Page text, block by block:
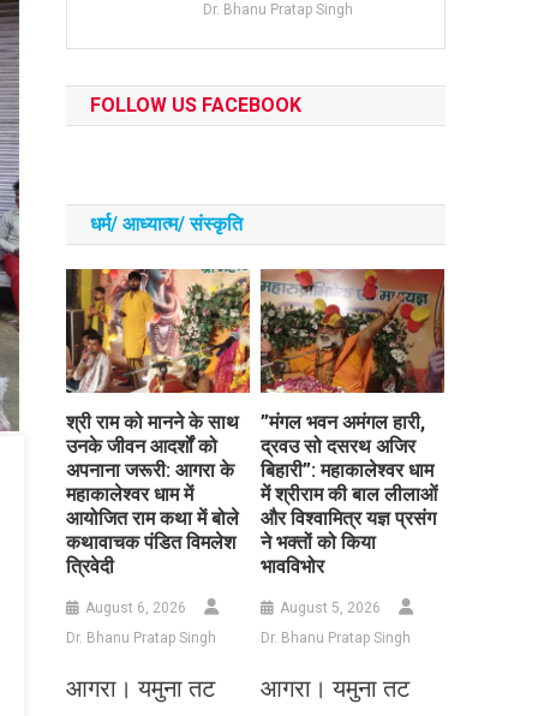
Dr. Bhanu Pratap Singh
FOLLOW US FACEBOOK
धर्म/ आध्‍यात्‍म/ संस्‍कृति
​श्री राम को मानने के साथ
उनके जीवन आदर्शों को
अपनाना जरूरी: आगरा के
महाकालेश्वर धाम में
आयोजित राम कथा में बोले
कथावाचक पंडित विमलेश
त्रिवेदी
August 6, 2026
Dr. Bhanu Pratap Singh
आगरा। यमुना तट
​”मंगल भवन अमंगल हारी,
द्रवउ सो दसरथ अजिर
बिहारी”: महाकालेश्वर धाम
में श्रीराम की बाल लीलाओं
और विश्वामित्र यज्ञ प्रसंग
ने भक्तों को किया
भावविभोर
August 5, 2026
Dr. Bhanu Pratap Singh
आगरा। यमुना तट